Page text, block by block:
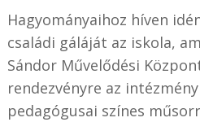
Hagyományaihoz híven
családi gáláját az iskola,
Sándor Művelődési
rendezvényre az
pedagógusai színes